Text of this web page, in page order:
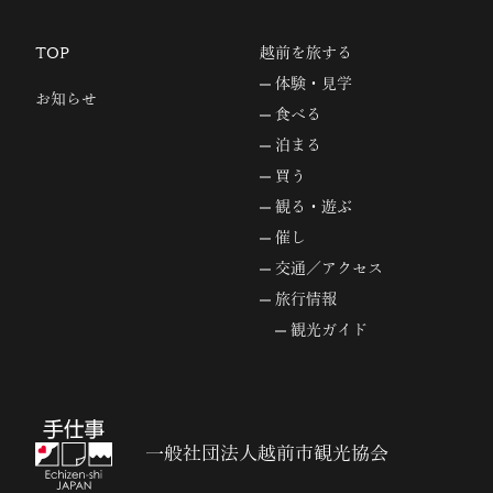
TOP
お知らせ
越前を旅する
体験・見学
食べる
泊まる
買う
観る・遊ぶ
催し
交通／アクセス
旅行情報
観光ガイド
一般社団法人越前市観光協会